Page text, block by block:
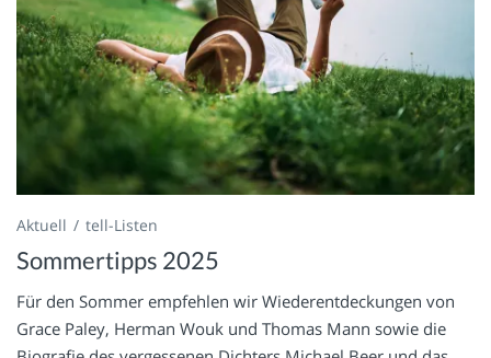
Aktuell tell-Listen
Sommertipps 2025
Für den Sommer empfehlen wir Wiederentdeckungen von
Grace Paley, Herman Wouk und Thomas Mann sowie die